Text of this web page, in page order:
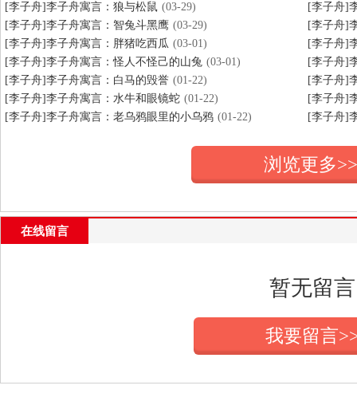
[李子舟]李子舟寓言：狼与松鼠 (03-29)
[李子舟]
[李子舟]李子舟寓言：智兔斗黑鹰 (03-29)
[李子舟]
[李子舟]李子舟寓言：胖猪吃西瓜 (03-01)
[李子舟]
[李子舟]李子舟寓言：怪人不怪己的山兔 (03-01)
[李子舟]
[李子舟]李子舟寓言：白马的毁誉 (01-22)
[李子舟]
[李子舟]李子舟寓言：水牛和眼镜蛇 (01-22)
[李子舟]
[李子舟]李子舟寓言：老乌鸦眼里的小乌鸦 (01-22) [李子舟]
浏览更多>>
在线留言
暂无留言
我要留言